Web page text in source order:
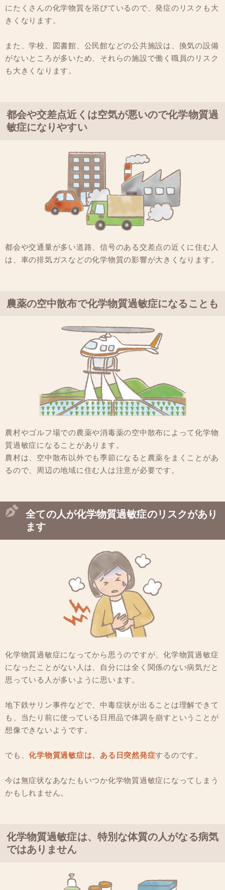
にたくさんの化学物質を浴びているので、発症のリスクも大
きくなります。
また、学校、図書館、公民館などの公共施設は、換気の設備
がないところが多いため、それらの施設で働く職員のリスク
も大きくなります。
都会や交差点近くは空気が悪いので化学物質過
敏症になりやすい
都会や交通量が多い道路、信号のある交差点の近くに住む人
は、車の排気ガスなどの化学物質の影響が大きくなります。
農薬の空中散布で化学物質過敏症になることも
農村やゴルフ場での農薬や消毒薬の空中散布によって化学物
質過敏症になることがあります。
農村は、空中散布以外でも季節になると農薬をまくことがあ
るので、周辺の地域に住む人は注意が必要です。
全ての人が化学物質過敏症のリスクがあり
ます
化学物質過敏症になってから思うのですが、化学物質過敏症
になったことがない人は、自分には全く関係のない病気だと
思っている人が多いように思います。
地下鉄サリン事件などで、中毒症状が出ることは理解できて
も、当たり前に使っている日用品で体調を崩すということが
想像できないようです。
でも、化学物質過敏症は、ある日突然発症するのです。
今は無症状なあなたもいつか化学物質過敏症になってしまう
かもしれません。
化学物質過敏症は、特別な体質の人がなる病気
ではありません